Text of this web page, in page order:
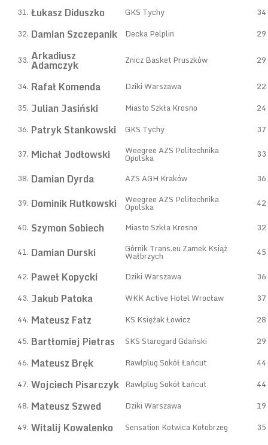
31. Łukasz Diduszko GKS Tychy
34
32. Damian Szczepanik Decka Pelplin
29
33. Arkadiusz
Adamczyk Znicz Basket Pruszków
29
34. Rafał Komenda Dziki Warszawa
22
35. Julian Jasiński Miasto Szkła Krosno
24
36. Patryk Stankowski GKS Tychy
37
37. Michał Jodłowski Weegree AZS Politechnika
Opolska
33
38. Damian Dyrda AZS AGH Kraków
36
39. Dominik Rutkowski Weegree AZS Politechnika
Opolska
42
40. Szymon Sobiech Miasto Szkła Krosno
32
41. Damian Durski Górnik Trans.eu Zamek Książ
Wałbrzych
45
42. Paweł Kopycki Dziki Warszawa
36
43. Jakub Patoka WKK Active Hotel Wrocław
37
44. Mateusz Fatz KS Księżak Łowicz
28
45. Bartłomiej Pietras SKS Starogard Gdański
29
46. Mateusz Bręk Rawlplug Sokół Łańcut
44
47. Wojciech Pisarczyk Rawlplug Sokół Łańcut
44
48. Mateusz Szwed Dziki Warszawa
19
49. Witalij Kowalenko Sensation Kotwica Kołobrzeg
35